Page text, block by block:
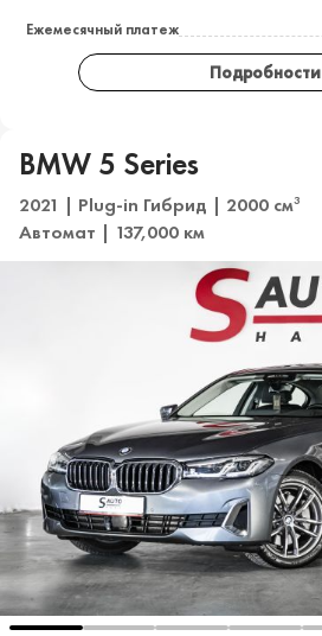
Ежемесячный платеж
Подробности
BMW 5 Series
2021 | Plug-in Гибрид | 2000 см3
Автомат | 137,000 км